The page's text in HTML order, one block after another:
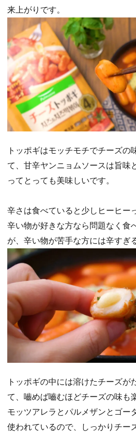
来上がりです。
トッポギはモッチモチでチーズの
て、甘辛ヤンニョムソースは旨味
ってとっても美味しいです。
辛さは食べていると少しヒーヒー
辛い物が好きな方なら問題なく食
が、辛い物が苦手な方には辛すぎ
トッポギの中には溶けたチーズが
て、嚙めば嚙むほどチーズの味も
モッツアレラとパルメザンとゴー
使われているので、しっかりチー